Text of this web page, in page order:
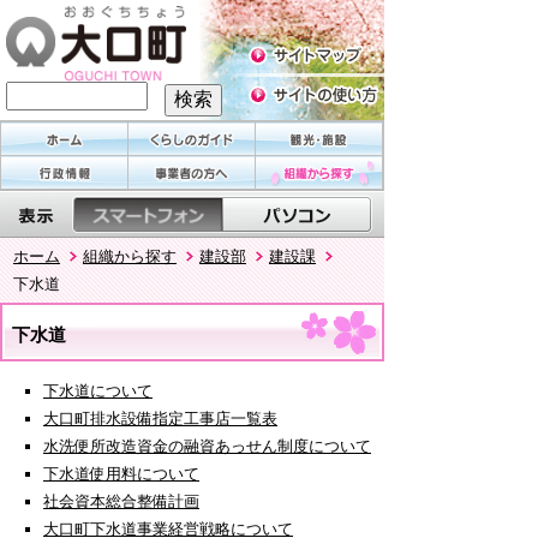
ホーム 組織から探す 建設部
建設課
下水道
下水道
下水道について
大口町排水設備指定工事店一覧表
水洗便所改造資金の融資あっせん制度について
下水道使用料について
社会資本総合整備計画
大口町下水道事業経営戦略について